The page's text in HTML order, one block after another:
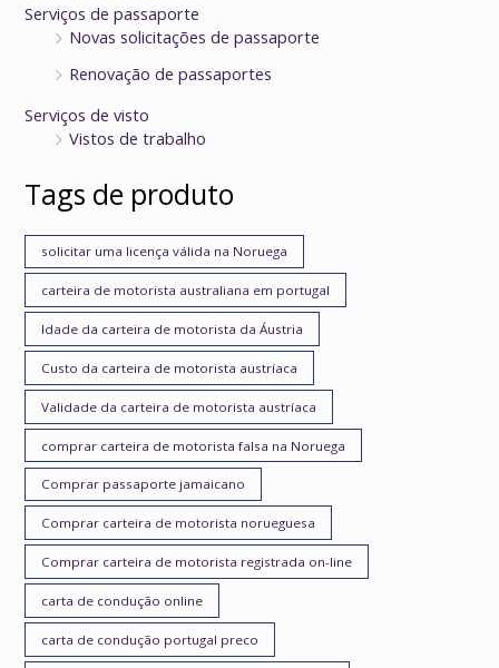
Serviços de passaporte
Novas solicitações de passaporte
Renovação de passaportes
Serviços de visto
Vistos de trabalho
Tags de produto
solicitar uma licença válida na Noruega
carteira de motorista australiana em portugal
Idade da carteira de motorista da Áustria
Custo da carteira de motorista austríaca
Validade da carteira de motorista austríaca
comprar carteira de motorista falsa na Noruega
Comprar passaporte jamaicano
Comprar carteira de motorista norueguesa
Comprar carteira de motorista registrada on-line
carta de condução online
carta de condução portugal preco